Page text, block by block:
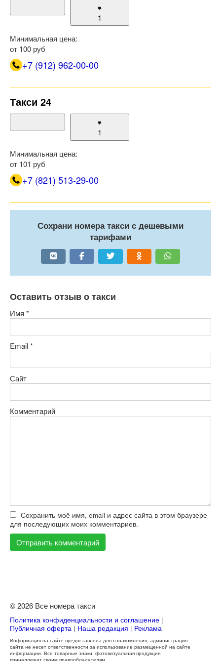
1
Минимальная цена:
от 100 руб
+7 (912) 962-00-00
Такси 24
1
Минимальная цена:
от 101 руб
+7 (821) 513-29-00
Сохрани номера такси с дешевыми
тарифами
Оставить отзыв о такси
Имя *
Email*
Сайт
Комментарий
Сохранить моё имя, email и адрес сайта в этом браузере
для последующих моих комментариев.
© 2026 Все номера такси
Политика конфиденциальности и соглашение |
Публичная оферта | Наша редакция | Реклама
Информация на сайте предоставлена для ознакомления, администрация
сайта не несет ответственности за использование размещенной на сайте
информации. Все товарные знаки, фотовизуальная продукция
принадлежат своим правообладателям.